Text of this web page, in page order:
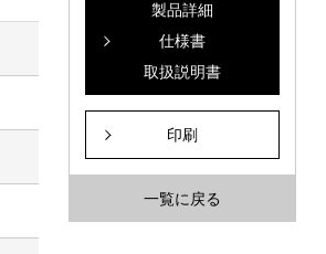
製品詳細
仕様書
取扱説明書
印刷
一覧に戻る